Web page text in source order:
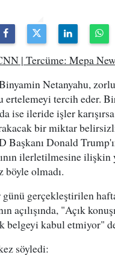
| Tercüme: Mepa
Netanyahu,
ertelemeyi tercih eder.
ise ileride işler
bir miktar
Başkanı Donald
ilerletilmesine ilişkin
böyle olmadı.
günü gerçekleştirilen
açılışında, "Açık
belgeyi kabul etmiyor"
söyledi: